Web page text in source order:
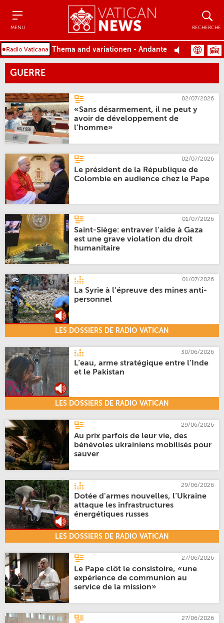
MENU RECHERCHE
Thema and variationen - Andante
GUERRE
02/07/2026
«Sans désarmement, il ne peut y
avoir de développement de
l’homme»
02/07/2026
Le président de la République de
Colombie en audience chez le Pape
01/07/2026
Saint-Siège: entraver l'aide à Gaza
est une grave violation du droit
humanitaire
LES DOSSIERS DE RADIO VATICAN
01/07/2026
La Syrie à l'épreuve des mines anti-
personnel
LES DOSSIERS DE RADIO VATICAN
30/06/2026
L’eau, arme stratégique entre l’Inde
et le Pakistan
29/06/2026
Au prix parfois de leur vie, des
bénévoles ukrainiens mobilisés pour
sauver
LES DOSSIERS DE RADIO VATICAN
29/06/2026
Dotée d'armes nouvelles, l’Ukraine
attaque les infrastructures
énergétiques russes
27/06/2026
Le Pape clôt le consistoire, «une
expérience de communion au
service de la mission»
27/06/2026